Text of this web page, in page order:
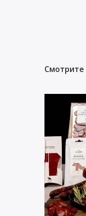
Смотрите